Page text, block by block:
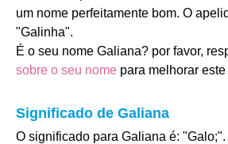
um nome perfeitamente bom. O
"Galinha".
É o seu nome Galiana? por favor,
sobre o seu nome para melhorar este
Significado de Galiana
O significado para Galiana é: "Galo;".